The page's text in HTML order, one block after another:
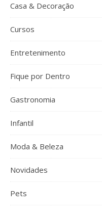
Casa & Decoração
Cursos
Entretenimento
Fique por Dentro
Gastronomia
Infantil
Moda & Beleza
Novidades
Pets